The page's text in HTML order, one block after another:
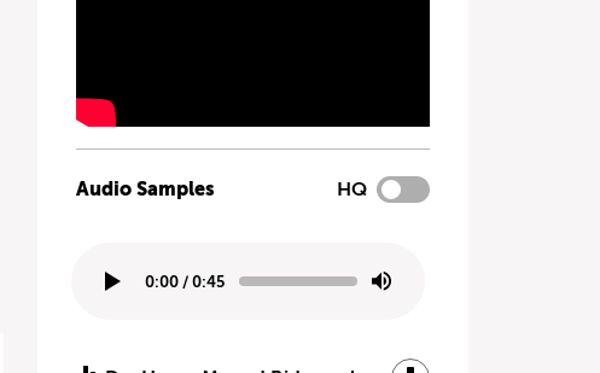
Audio Samples HQ
0:00 / 0:45